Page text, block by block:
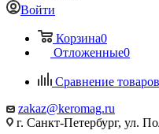
Войти
Корзина0
Отложенные0
Сравнение товаров
zakaz@keromag.ru
г. Санкт-Петербург, ул.